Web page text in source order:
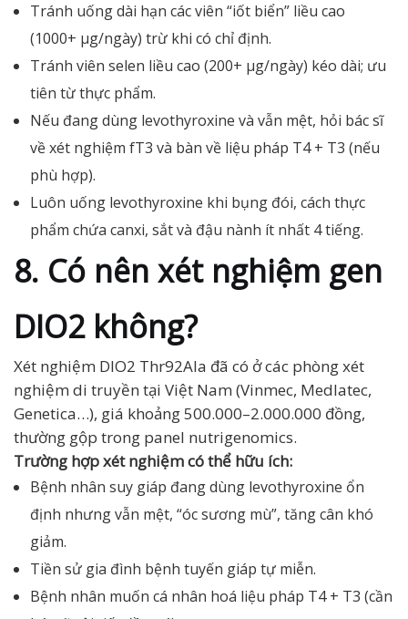
Tránh uống dài hạn các viên “iốt biển” liều cao
(1000+ µg/ngày) trừ khi có chỉ định.
Tránh viên selen liều cao (200+ µg/ngày) kéo dài; ưu
tiên từ thực phẩm.
Nếu đang dùng levothyroxine và vẫn mệt, hỏi bác sĩ
về xét nghiệm fT3 và bàn về liệu pháp T4 + T3 (nếu
phù hợp).
Luôn uống levothyroxine khi bụng đói, cách thực
phẩm chứa canxi, sắt và đậu nành ít nhất 4 tiếng.
8. Có nên xét nghiệm gen
DIO2 không?
Xét nghiệm DIO2 Thr92Ala đã có ở các phòng xét
nghiệm di truyền tại Việt Nam (Vinmec, Medlatec,
Genetica…), giá khoảng 500.000–2.000.000 đồng,
thường gộp trong panel nutrigenomics.
Trường hợp xét nghiệm có thể hữu ích:
Bệnh nhân suy giáp đang dùng levothyroxine ổn
định nhưng vẫn mệt, “óc sương mù”, tăng cân khó
giảm.
Tiền sử gia đình bệnh tuyến giáp tự miễn.
Bệnh nhân muốn cá nhân hoá liệu pháp T4 + T3 (cần